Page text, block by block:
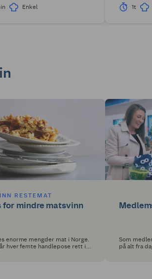
Enkel 1t
RESTEMAT
for mindre matsvinn
enorme mengder mat i Norge.
hver femte handlepose rett i
Som
på alt fra